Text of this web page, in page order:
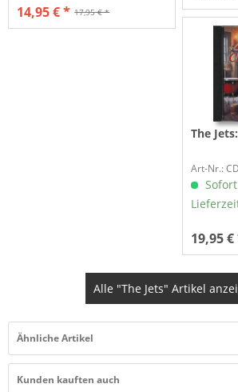
17,95 € *
14,95 € *
The Jets:
Art-Nr.:
19,95
Alle "The Jets" Artikel
Ähnliche Artikel
Kunden kauften auch